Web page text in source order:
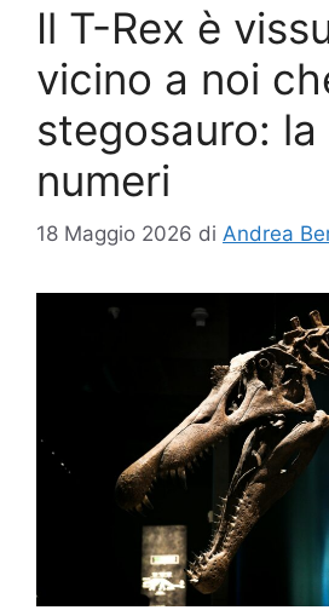
Il T-Rex è
vicino a noi
stegosauro: la
numeri
18 Maggio 2026 di Andrea